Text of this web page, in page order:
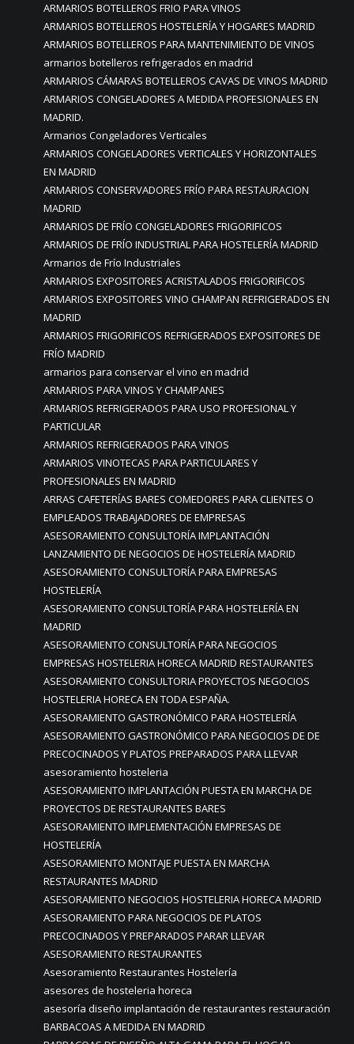
ARMARIOS BOTELLEROS FRIO PARA VINOS
ARMARIOS BOTELLEROS HOSTELERÍA Y HOGARES MADRID
ARMARIOS BOTELLEROS PARA MANTENIMIENTO DE VINOS
armarios botelleros refrigerados en madrid
ARMARIOS CÁMARAS BOTELLEROS CAVAS DE VINOS MADRID
ARMARIOS CONGELADORES A MEDIDA PROFESIONALES EN
MADRID.
Armarios Congeladores Verticales
ARMARIOS CONGELADORES VERTICALES Y HORIZONTALES
EN MADRID
ARMARIOS CONSERVADORES FRÍO PARA RESTAURACION
MADRID
ARMARIOS DE FRÍO CONGELADORES FRIGORIFICOS
ARMARIOS DE FRÍO INDUSTRIAL PARA HOSTELERÍA MADRID
Armarios de Frío Industriales
ARMARIOS EXPOSITORES ACRISTALADOS FRIGORIFICOS
ARMARIOS EXPOSITORES VINO CHAMPAN REFRIGERADOS EN
MADRID
ARMARIOS FRIGORIFICOS REFRIGERADOS EXPOSITORES DE
FRÍO MADRID
armarios para conservar el vino en madrid
ARMARIOS PARA VINOS Y CHAMPANES
ARMARIOS REFRIGERADOS PARA USO PROFESIONAL Y
PARTICULAR
ARMARIOS REFRIGERADOS PARA VINOS
ARMARIOS VINOTECAS PARA PARTICULARES Y
PROFESIONALES EN MADRID
ARRAS CAFETERÍAS BARES COMEDORES PARA CLIENTES O
EMPLEADOS TRABAJADORES DE EMPRESAS
ASESORAMIENTO CONSULTORÍA IMPLANTACIÓN
LANZAMIENTO DE NEGOCIOS DE HOSTELERÍA MADRID
ASESORAMIENTO CONSULTORÍA PARA EMPRESAS
HOSTELERÍA
ASESORAMIENTO CONSULTORÍA PARA HOSTELERÍA EN
MADRID
ASESORAMIENTO CONSULTORÍA PARA NEGOCIOS
EMPRESAS HOSTELERIA HORECA MADRID RESTAURANTES
ASESORAMIENTO CONSULTORIA PROYECTOS NEGOCIOS
HOSTELERIA HORECA EN TODA ESPAÑA.
ASESORAMIENTO GASTRONÓMICO PARA HOSTELERÍA
ASESORAMIENTO GASTRONÓMICO PARA NEGOCIOS DE DE
PRECOCINADOS Y PLATOS PREPARADOS PARA LLEVAR
asesoramiento hosteleria
ASESORAMIENTO IMPLANTACIÓN PUESTA EN MARCHA DE
PROYECTOS DE RESTAURANTES BARES
ASESORAMIENTO IMPLEMENTACIÓN EMPRESAS DE
HOSTELERÍA
ASESORAMIENTO MONTAJE PUESTA EN MARCHA
RESTAURANTES MADRID
ASESORAMIENTO NEGOCIOS HOSTELERIA HORECA MADRID
ASESORAMIENTO PARA NEGOCIOS DE PLATOS
PRECOCINADOS Y PREPARADOS PARAR LLEVAR
ASESORAMIENTO RESTAURANTES
Asesoramiento Restaurantes Hostelería
asesores de hosteleria horeca
asesoría diseño implantación de restaurantes restauración
BARBACOAS A MEDIDA EN MADRID